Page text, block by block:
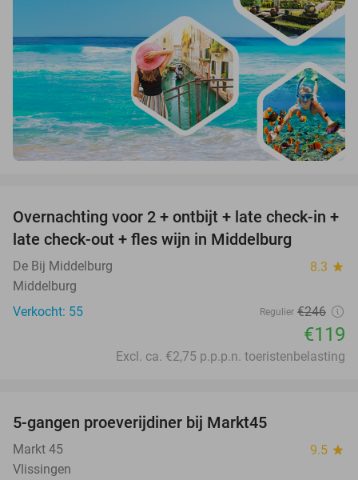
52%
Overnachting voor 2 + ontbijt + late check-in +
late check-out + fles wijn in Middelburg
De Bij Middelburg 8.3 star
Middelburg
Verkocht: 55
Regulier €246
€119
Excl. ca. €2,75 p.p.p.n. toeristenbelasting
5-gangen proeverijdiner bij Markt45
Markt 45 9.5 star
Vlissingen